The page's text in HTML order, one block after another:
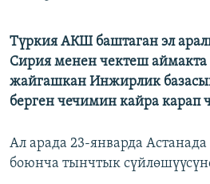
Түркия АКШ баштаган эл
Сирия менен чектеш аймакта
жайгашкан Инжирлик
берген чечимин кайра
Ал арада 23-январда
боюнча тынчтык